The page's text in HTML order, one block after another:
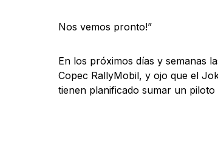
Nos vemos pronto!”
En los próximos días y semanas
Copec RallyMobil, y ojo que el
tienen planificado sumar un